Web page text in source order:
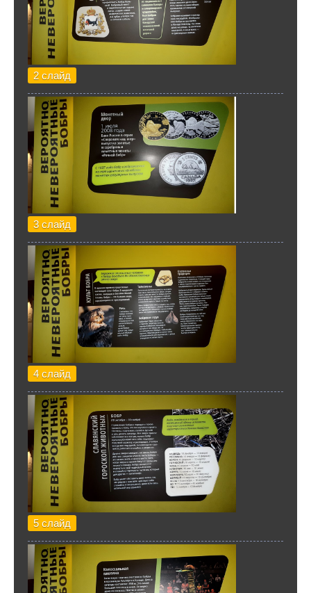
2 слайд
3 слайд
4 слайд
5 слайд